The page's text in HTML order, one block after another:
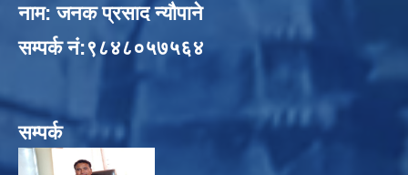
नाम: जनक प्रसाद न्यौपाने
सम्पर्क नं:९८४८०५७५६४
सम्पर्क